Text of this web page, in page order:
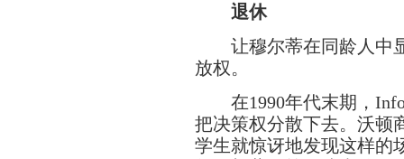
退休
让穆尔蒂在同龄人中显
放权。
在1990年代末期，
把决策权分散下去。沃顿
学生就惊讶地发现这样的